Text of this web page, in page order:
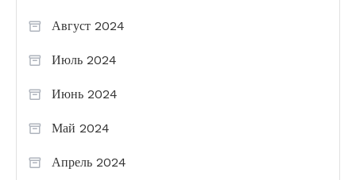
Август 2024
Июль 2024
Июнь 2024
Май 2024
Апрель 2024